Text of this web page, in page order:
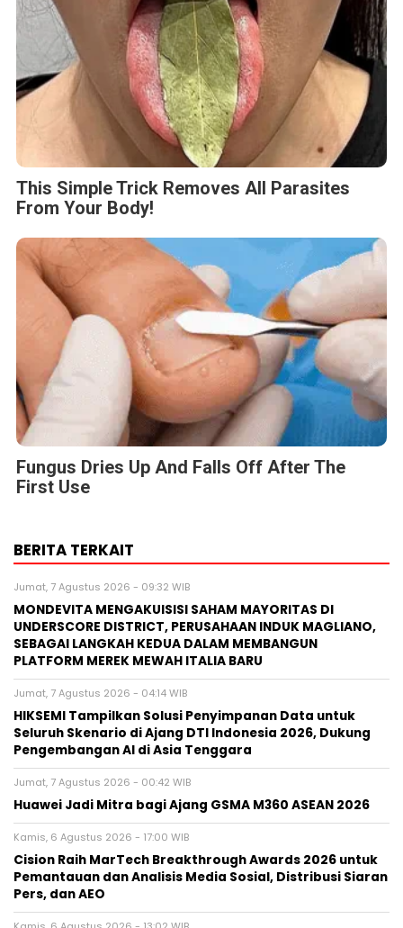
This Simple Trick Removes All Parasites
From Your Body!
Fungus Dries Up And Falls Off After The
First Use
BERITA TERKAIT
Jumat, 7 Agustus 2026 - 09:32 WIB
MONDEVITA MENGAKUISISI SAHAM MAYORITAS DI
UNDERSCORE DISTRICT, PERUSAHAAN INDUK MAGLIANO,
SEBAGAI LANGKAH KEDUA DALAM MEMBANGUN
PLATFORM MEREK MEWAH ITALIA BARU
Jumat, 7 Agustus 2026 - 04:14 WIB
HIKSEMI Tampilkan Solusi Penyimpanan Data untuk
Seluruh Skenario di Ajang DTI Indonesia 2026, Dukung
Pengembangan AI di Asia Tenggara
Jumat, 7 Agustus 2026 - 00:42 WIB
Huawei Jadi Mitra bagi Ajang GSMA M360 ASEAN 2026
Kamis, 6 Agustus 2026 - 17:00 WIB
Cision Raih MarTech Breakthrough Awards 2026 untuk
Pemantauan dan Analisis Media Sosial, Distribusi Siaran
Pers, dan AEO